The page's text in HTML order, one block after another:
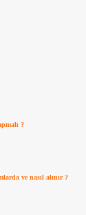
?
ve nasıl alınır ?